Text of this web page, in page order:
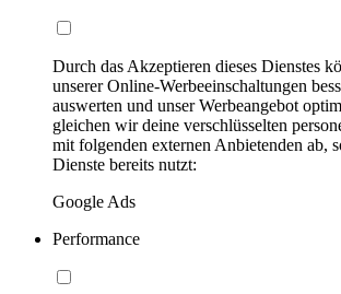
Durch das Akzeptieren dieses Dienstes
unserer Online-Werbeeinschaltungen
auswerten und unser Werbeangebot
gleichen wir deine verschlüsselten
mit folgenden externen Anbietenden ab,
Dienste bereits nutzt:
Google Ads
Performance